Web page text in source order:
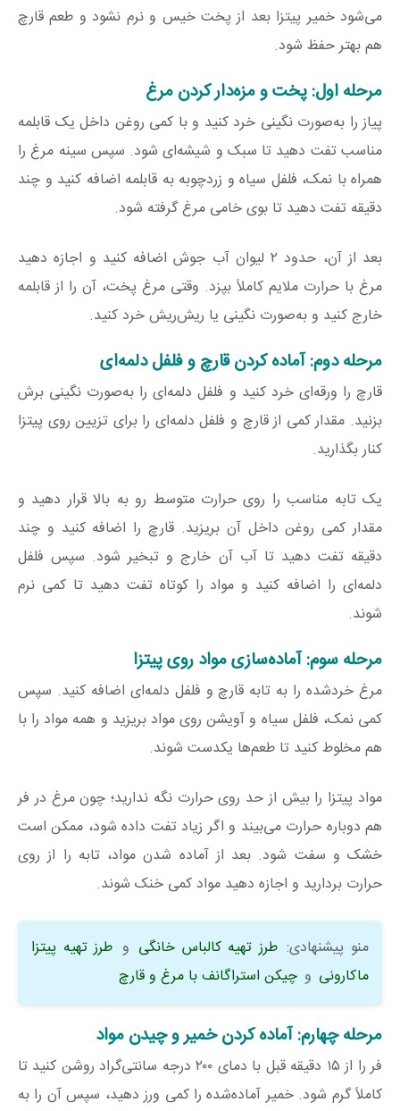
می‌شود خمیر پیتزا بعد از پخت خیس و نرم نشود و طعم قارچ
هم بهتر حفظ شود.
مرحله اول: پخت و مزه‌دار کردن مرغ
پیاز را به‌صورت نگینی خرد کنید و با کمی روغن داخل یک قابلمه
مناسب تفت دهید تا سبک و شیشه‌ای شود. سپس سینه مرغ را
همراه با نمک، فلفل سیاه و زردچوبه به قابلمه اضافه کنید و چند
دقیقه تفت دهید تا بوی خامی مرغ گرفته شود.
بعد از آن، حدود ۲ لیوان آب جوش اضافه کنید و اجازه دهید
مرغ با حرارت ملایم کاملاً بپزد. وقتی مرغ پخت، آن را از قابلمه
خارج کنید و به‌صورت نگینی یا ریش‌ریش خرد کنید.
مرحله دوم: آماده کردن قارچ و فلفل دلمه‌ای
قارچ را ورقه‌ای خرد کنید و فلفل دلمه‌ای را به‌صورت نگینی برش
بزنید. مقدار کمی از قارچ و فلفل دلمه‌ای را برای تزیین روی پیتزا
کنار بگذارید.
یک تابه مناسب را روی حرارت متوسط رو به بالا قرار دهید و
مقدار کمی روغن داخل آن بریزید. قارچ را اضافه کنید و چند
دقیقه تفت دهید تا آب آن خارج و تبخیر شود. سپس فلفل
دلمه‌ای را اضافه کنید و مواد را کوتاه تفت دهید تا کمی نرم
شوند.
مرحله سوم: آماده‌سازی مواد روی پیتزا
مرغ خردشده را به تابه قارچ و فلفل دلمه‌ای اضافه کنید. سپس
کمی نمک، فلفل سیاه و آویشن روی مواد بریزید و همه مواد را با
هم مخلوط کنید تا طعم‌ها یکدست شوند.
مواد پیتزا را بیش از حد روی حرارت نگه ندارید؛ چون مرغ در فر
هم دوباره حرارت می‌بیند و اگر زیاد تفت داده شود، ممکن است
خشک و سفت شود. بعد از آماده شدن مواد، تابه را از روی
حرارت بردارید و اجازه دهید مواد کمی خنک شوند.
منو پیشنهادی: طرز تهیه کالباس خانگی و طرز تهیه پیتزا
ماکارونی و چیکن استراگانف با مرغ و قارچ
مرحله چهارم: آماده کردن خمیر و چیدن مواد
فر را از ۱۵ دقیقه قبل با دمای ۲۰۰ درجه سانتی‌گراد روشن کنید تا
کاملاً گرم شود. خمیر آماده‌شده را کمی ورز دهید، سپس آن را به